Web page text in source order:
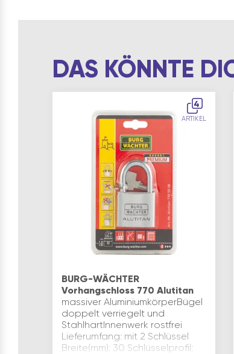
DAS KÖNNTE
4
ARTIKEL
BURG-WÄCHTER
Vorhangschloss 770 Alutitan
massiver AluminiumkörperBügel
doppelt verriegelt und
StahlhartInnenwerk rostfrei
Lieferumfang: mit 2 Schlüssel
Breite(mm): 30 Schlüsselprofil: